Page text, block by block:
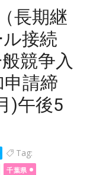
長期継
接続
競争入
請締
)午後5
Tag:
千葉県